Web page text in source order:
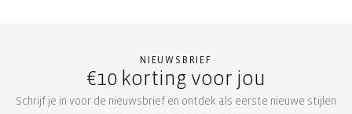
NIEUWSBRIEF
€10 korting voor jou
Schrijf je in voor de nieuwsbrief en ontdek als eerste nieuwe stijlen